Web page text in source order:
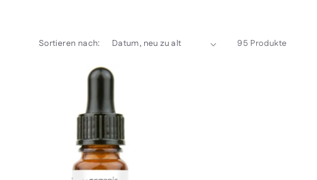
Sortieren nach: 95 Produkte